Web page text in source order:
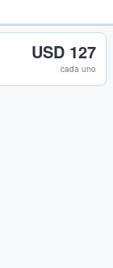
USD 127
cada uno